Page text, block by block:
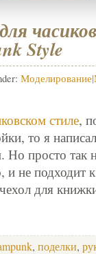
Style
стиле,
то я
Но просто так
не подходит
для
, поделки,